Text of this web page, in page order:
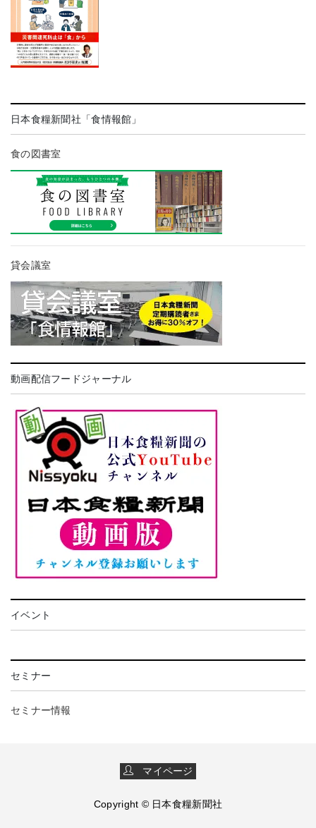
日本食糧新聞社「食情報館」
食の図書室
貸会議室
動画配信フードジャーナル
イベント
セミナー
セミナー情報
マイページ
Copyright © 日本食糧新聞社